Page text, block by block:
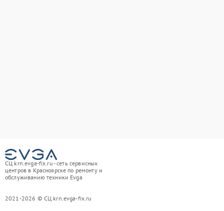
СЦ krn.evga-fix.ru - сеть сервисных
центров в Красноярске по ремонту и
обслуживанию техники Evga
2021-2026 © СЦ krn.evga-fix.ru